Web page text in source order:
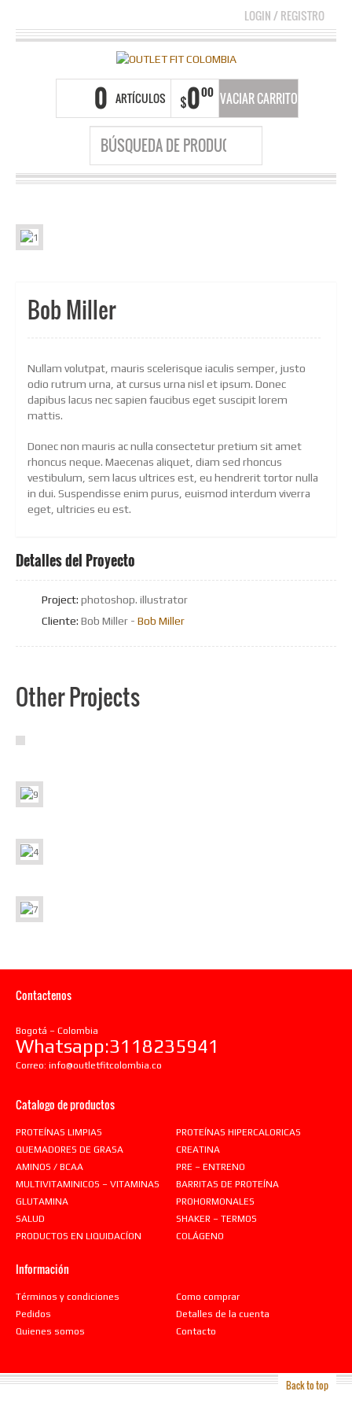
LOGIN/REGISTRO
0 ARTÍCULOS $000 VACIAR CARRITO
Back to top
Bob Miller
Nullam volutpat, mauris scelerisque iaculis semper, justo
odio rutrum urna, at cursus urna nisl et ipsum. Donec
dapibus lacus nec sapien faucibus eget suscipit lorem
mattis.
Donec non mauris ac nulla consectetur pretium sit amet
rhoncus neque. Maecenas aliquet, diam sed rhoncus
vestibulum, sem lacus ultrices est, eu hendrerit tortor nulla
in dui. Suspendisse enim purus, euismod interdum viverra
eget, ultricies eu est.
Detalles del Proyecto
Project: photoshop. illustrator
Cliente: Bob Miller - Bob Miller
Other Projects
Contactenos
Bogotá – Colombia
Whatsapp:3118235941
Correo: info@outletfitcolombia.co
Catalogo de productos
PROTEÍNAS LIMPIAS
PROTEÍNAS HIPERCALORICAS
QUEMADORES DE GRASA
CREATINA
AMINOS / BCAA
PRE – ENTRENO
MULTIVITAMINICOS – VITAMINAS
BARRITAS DE PROTEÍNA
GLUTAMINA
PROHORMONALES
SALUD
SHAKER – TERMOS
PRODUCTOS EN LIQUIDACÍON
COLÁGENO
Información
Términos y condiciones
Como comprar
Pedidos
Detalles de la cuenta
Quienes somos
Contacto